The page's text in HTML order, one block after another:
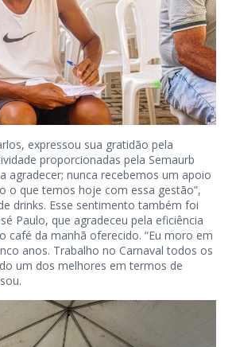
expressou sua gratidão pela
proporcionadas pela Semaurb
agradecer; nunca recebemos um apoio
o que temos hoje com essa gestão”,
drinks. Esse sentimento também foi
Paulo, que agradeceu pela eficiência
café da manhã oferecido. “Eu moro em
anos. Trabalho no Carnaval todos os
um dos melhores em termos de